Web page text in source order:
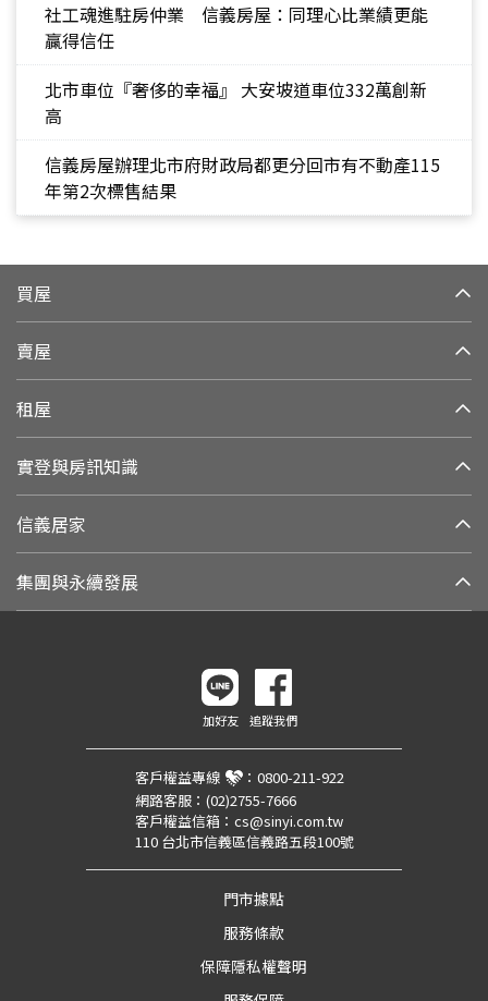
社工魂進駐房仲業 信義房屋：同理心比業績更能
贏得信任
北市車位『奢侈的幸福』 大安坡道車位332萬創新
高
信義房屋辦理北市府財政局都更分回市有不動產115
年第2次標售結果
買屋
賣屋
租屋
實登與房訊知識
信義居家
集團與永續發展
加好友 追蹤我們
客戶權益專線 ： 0800-211-922
網路客服： (02)2755-7666
客戶權益信箱： cs@sinyi.com.tw
110 台北市信義區信義路五段100號
門市據點
服務條款
保障隱私權聲明